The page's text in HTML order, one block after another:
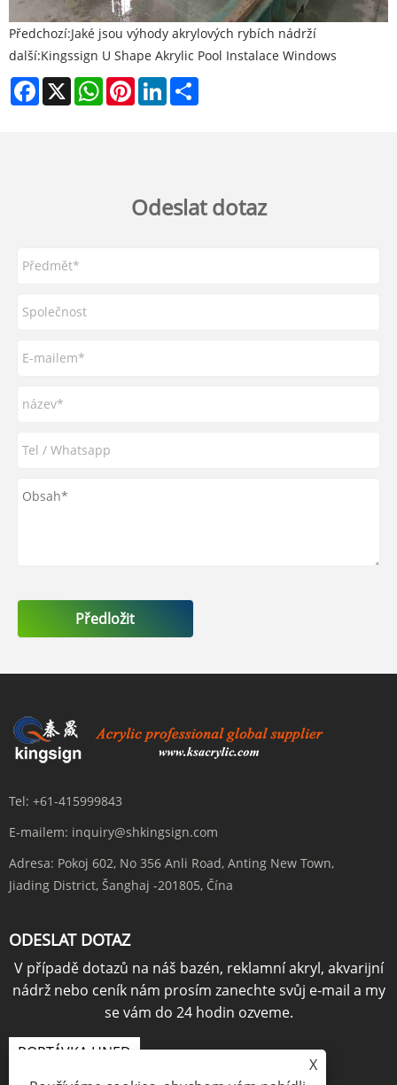
Předchozí:Jaké jsou výhody akrylových rybích nádrží
další:Kingssign U Shape Akrylic Pool Instalace Windows
Facebook
X WhatsAppPinterestLinkedIn
Odeslat dotaz
Předložit
Tel: +61-415999843
E-mailem: inquiry@shkingsign.com
Adresa: Pokoj 602, No 356 Anli Road, Anting New Town,
Jiading District, Šanghaj -201805, Čína
ODESLAT DOTAZ
V případě dotazů na náš bazén, reklamní akryl, akvarijní
nádrž nebo ceník nám prosím zanechte svůj e-mail a my
se vám do 24 hodin ozveme.
POPTÁVKA HNED
X